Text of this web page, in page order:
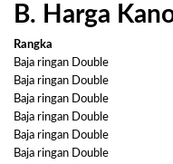
B. Harga
Rangka
Baja ringan Double
Baja ringan Double
Baja ringan Double
Baja ringan Double
Baja ringan Double
Baja ringan Double